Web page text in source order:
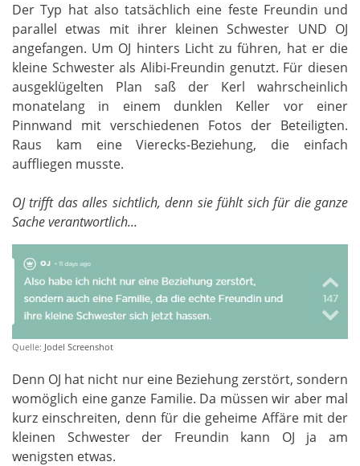
Der Typ hat also tatsächlich eine feste Freundin und
parallel etwas mit ihrer kleinen Schwester UND OJ
angefangen. Um OJ hinters Licht zu führen, hat er die
kleine Schwester als Alibi-Freundin genutzt. Für diesen
ausgeklügelten Plan saß der Kerl wahrscheinlich
monatelang in einem dunklen Keller vor einer
Pinnwand mit verschiedenen Fotos der Beteiligten.
Raus kam eine Vierecks-Beziehung, die einfach
auffliegen musste.
OJ trifft das alles sichtlich, denn sie fühlt sich für die ganze
Sache verantwortlich...
Quelle: Jodel Screenshot
Denn OJ hat nicht nur eine Beziehung zerstört, sondern
womöglich eine ganze Familie. Da müssen wir aber mal
kurz einschreiten, denn für die geheime Affäre mit der
kleinen Schwester der Freundin kann OJ ja am
wenigsten etwas.